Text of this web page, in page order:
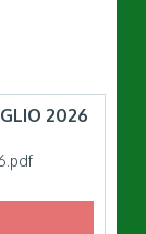
2026